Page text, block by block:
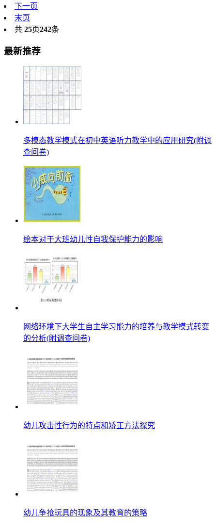
下一页
末页
共 25页242条
最新推荐
多模态教学模式在初中英语听力教学中的应用研究(附调
查问卷)
绘本对于大班幼儿性自我保护能力的影响
网络环境下大学生自主学习能力的培养与教学模式转变
的分析(附调查问卷)
幼儿攻击性行为的特点和矫正方法探究
幼儿争抢玩具的现象及其教育的策略